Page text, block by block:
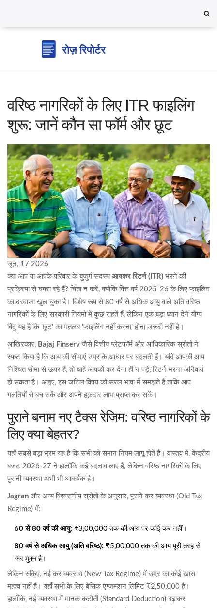
वरिष्ठ नागरिकों के लिए ITR फाइलिंग
शुरू: जानें कौन सा फॉर्म और छूट
जून, 17 2026
क्या आप या आपके परिवार के बुजुर्ग सदस्य आयकर रिटर्न (ITR) भरने की
प्रक्रिया से घबरा रहे हैं? चिंता न करें, क्योंकि वित्त वर्ष 2025-26 के लिए फाइलिंग
का दरवाजा खुल चुका है। विशेष रूप से 80 वर्ष से अधिक आयु वाले अति वरिष्ठ
नागरिकों के लिए सरकारी नियमों में कुछ राहतें हैं, लेकिन एक बड़ा ध्यान देने योग्य
बिंदु यह है कि 'छूट' का मतलब 'फाइलिंग नहीं करना' होना जरूरी नहीं है।
आखिरकार, Bajaj Finserv जैसे वित्तीय प्लेटफॉर्म और आधिकारिक स्रोतों ने
स्पष्ट किया है कि आय की सीमाएं उम्र के आधार पर बदलती हैं। यदि आपकी आय
निश्चित सीमा से ऊपर है, तो चाहे आपको कर देना ही न पड़े, रिटर्न भरना अनिवार्य
हो सकता है। आइए, इस जटिल विषय को सरल भाषा में समझते हैं ताकि आप
गलतियों से बच सकें और अपने हक़दार लाभ प्राप्त कर सकें।
पुराने बनाम नए टैक्स रेजिम: वरिष्ठ नागरिकों के
लिए क्या बेहतर?
यहाँ सबसे बड़ा भ्रम यह है कि सभी को समान नियम लागू होते हैं। वास्तव में, केंद्रीय
बजट 2026-27 ने हालाँकि कई बदलाव लाए हैं, लेकिन वरिष्ठ नागरिकों के लिए
पुरानी व्यवस्था अभी भी आकर्षक है।
Jagran और अन्य विश्वसनीय स्रोतों के अनुसार, पुराने कर व्यवस्था (Old Tax
Regime) में:
60 से 80 वर्ष की आयु: ₹3,00,000 तक की आय पर कोई कर नहीं।
80 वर्ष से अधिक आयु (अति वरिष्ठ): ₹5,00,000 तक की आय पूरी तरह से
कर मुक्त है।
लेकिन रुकिए, नई कर व्यवस्था (New Tax Regime) में उम्र का कोई खास
महत्व नहीं है। यहाँ सभी के लिए बेसिक एग्जम्प्शन लिमिट ₹2,50,000 है।
हालाँकि, नई व्यवस्था में मानक कटौती (Standard Deduction) बढ़ाकर